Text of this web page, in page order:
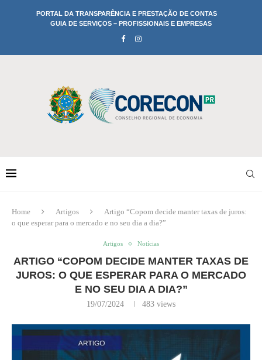
PORTAL DA TRANSPARÊNCIA E PRESTAÇÃO DE CONTAS
GUIA DE SERVIÇOS – PROFISSIONAIS E EMPRESAS
Home Artigos
Artigo “Copom decide manter taxas de juros:
o que esperar para o mercado e no seu dia a dia?”
Artigos Notícias
ARTIGO “COPOM DECIDE MANTER TAXAS DE
JUROS: O QUE ESPERAR PARA O MERCADO
E NO SEU DIA A DIA?”
19/07/2024 483 views